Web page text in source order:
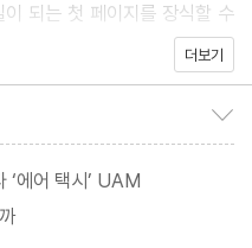
되는 첫 페이지를 장식할 수
더보기
‘에어 택시’ UAM